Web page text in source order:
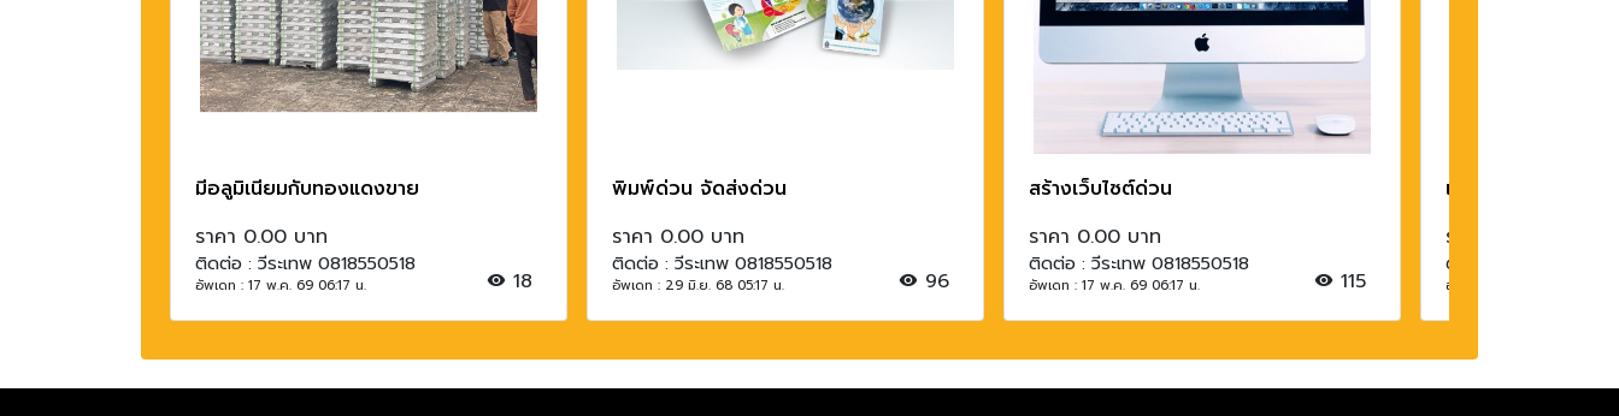
มีอลูมิเนียมกับทองแดงขาย
ราคา 0.00 บาท
ติดต่อ : วีระเทพ 0818550518
อัพเดท : 17 พ.ค. 69 06:17 น. 18
พิมพ์ด่วน​ จัดส่งด่วน
ราคา 0.00 บาท
ติดต่อ : วีระเทพ 0818550518
อัพเดท : 29 มิ.ย. 68 05:17 น. 96
สร้างเว็บไซต์ด่วน
ราคา 0.00 บาท
ติดต่อ : วีระเทพ 0818550518
อัพเดท : 17 พ.ค. 69 06:17 น. 115
เบเกอรี่โฮมเมด
ราคา 35.00 บาท
ติดต่อ : วีระเทพ
อัพเดท : 11 ก.พ. 69 14:45 น.